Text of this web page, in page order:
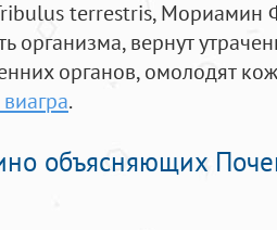
terrestris, Мориамин
организма, вернут
органов, омолодят
.
объясняющих